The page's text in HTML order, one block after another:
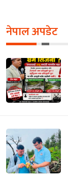
नेपाल अपडेट